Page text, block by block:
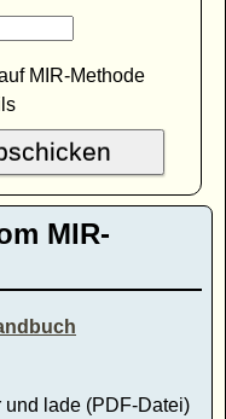
MIR-Methode
MIR-
lade (PDF-Datei)